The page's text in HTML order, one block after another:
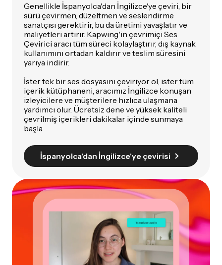
Genellikle İspanyolca'dan İngilizce'ye çeviri, bir
sürü çevirmen, düzeltmen ve seslendirme
sanatçısı gerektirir, bu da üretimi yavaşlatır ve
maliyetleri artırır. Kapwing'in çevrimiçi Ses
Çevirici aracı tüm süreci kolaylaştırır, dış kaynak
kullanımını ortadan kaldırır ve teslim süresini
yarıya indirir.
İster tek bir ses dosyasını çeviriyor ol, ister tüm
içerik kütüphaneni, aracımız İngilizce konuşan
izleyicilere ve müşterilere hızlıca ulaşmana
yardımcı olur. Ücretsiz dene ve yüksek kaliteli
çevrilmiş içerikleri dakikalar içinde sunmaya
başla.
İspanyolca'dan İngilizce'ye çevirisi